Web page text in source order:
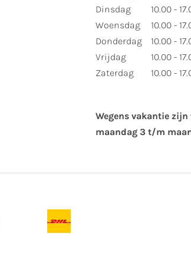
Dinsdag
Woensdag
Donderdag
Vrijdag
Zaterdag
10.00 -
10.00 -
10.00 -
10.00 -
10.00 -
Wegens vakantie zijn
maandag 3 t/m